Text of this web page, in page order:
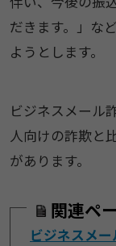
だきます。」な
ようとします。
ビジネスメール
人向けの詐欺と
があります。
関連ペ
ビジネスメ